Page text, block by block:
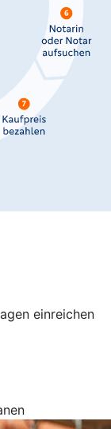
einreichen